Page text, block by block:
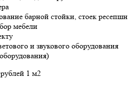
барной стойки, стоек ресепшн
мебели
и звукового оборудования
1 м2